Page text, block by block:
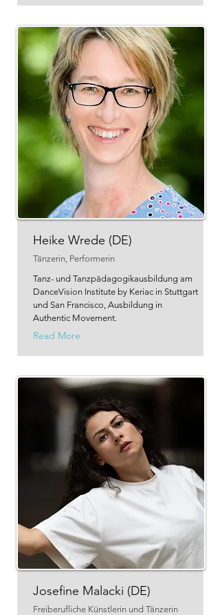
Heike Wrede (DE)
Tänzerin, Performerin
Tanz- und Tanzpädagogikausbildung am
DanceVision Institute by Keriac in Stuttgart
und San Francisco, Ausbildung in
Authentic Movement.
Read More
Josefine Malacki (DE)
Freiberufliche Künstlerin und Tänzerin